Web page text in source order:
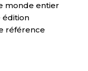
monde entier
édition
référence